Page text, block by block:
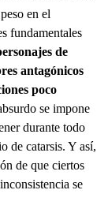
en el
fundamentales
de
antagónicos
poco
se impone
durante todo
de catarsis. Y así,
de que ciertos
se